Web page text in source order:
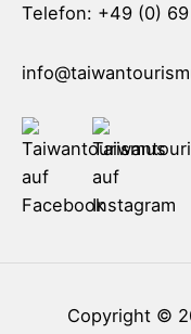
Telefon: +49 (0)
Copyright ©